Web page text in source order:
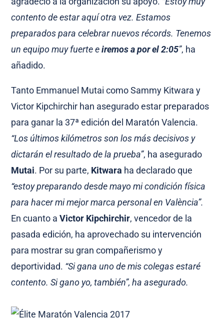
contento de estar aquí otra vez. Estamos
preparados para celebrar nuevos récords. Tenemos
un equipo muy fuerte eiremos a por el 2:05”, ha
añadido.
Tanto Emmanuel Mutai como Sammy Kitwara y
Victor Kipchirchir han asegurado estar preparados
para ganar la 37ª edición del Maratón Valencia.
“Los últimos kilómetros son los más decisivos y
dictarán el resultado de la prueba”, ha asegurado
Mutai. Por su parte, Kitwara ha declarado que
“estoy preparando desde mayo mi condición física
para hacer mi mejor marca personal en València”.
En cuanto aVictor Kipchirchir, vencedor de la
pasada edición, ha aprovechado su intervención
para mostrar su gran compañerismo y
deportividad. “Si gana uno de mis colegas estaré
contento. Si gano yo, también”, ha asegurado.